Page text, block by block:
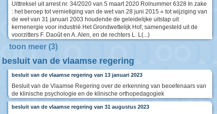
Uittreksel uit arrest nr. 34/2020 van 5 maart 2020 Rolnummer 6328 In zake
: het beroep tot vernietiging van de wet van 28 juni 2015 « tot wijziging van
de wet van 31 januari 2003 houdende de geleidelijke uitstap uit
kernenergie voor industrië Het Grondwettelijk Hof, samengesteld uit de
voorzitters F. Daoût en A. Alen, en de rechters L. L(...)
toon meer (3)
besluit van de vlaamse regering
besluit van de vlaamse regering van 13 januari 2023
Besluit van de Vlaamse Regering over de erkenning van beoefenaars van
de klinische psychologie en de klinische orthopedagogiek
besluit van de vlaamse regering van 31 augustus 2023